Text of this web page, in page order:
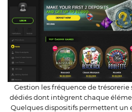
Gestion les fréquence de trésorerie
dédiés dont intègrent chaque
Quelques dispositifs permettent un